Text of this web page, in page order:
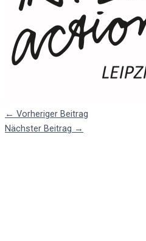
← Vorheriger Beitrag
Nächster Beitrag →